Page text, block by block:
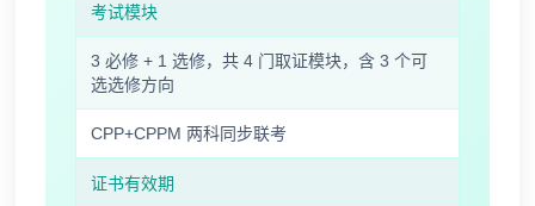
考试模块
3 必修 + 1 选修，共 4 门取证模块，含 3 个可
选选修方向
CPP+CPPM 两科同步联考
证书有效期
181****6239